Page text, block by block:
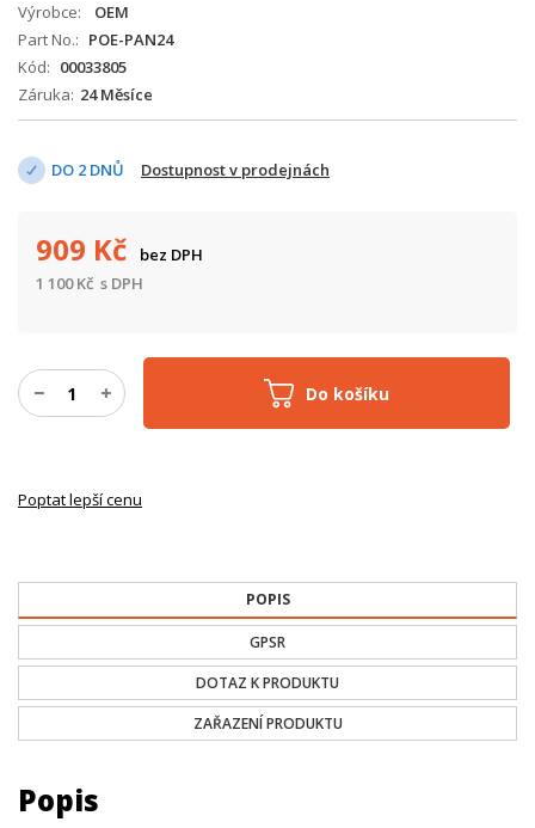
Výrobce
OEM
Part No.
POE-PAN24
Kód
00033805
Záruka 24 Měsíce
DO 2 DNŮ Dostupnost v prodejnách
Do košíku
909 Kč
bez DPH
1 100Kč s DPH
Poptat lepší cenu
POPIS
GPSR
DOTAZ K PRODUKTU
ZAŘAZENÍ PRODUKTU
Popis